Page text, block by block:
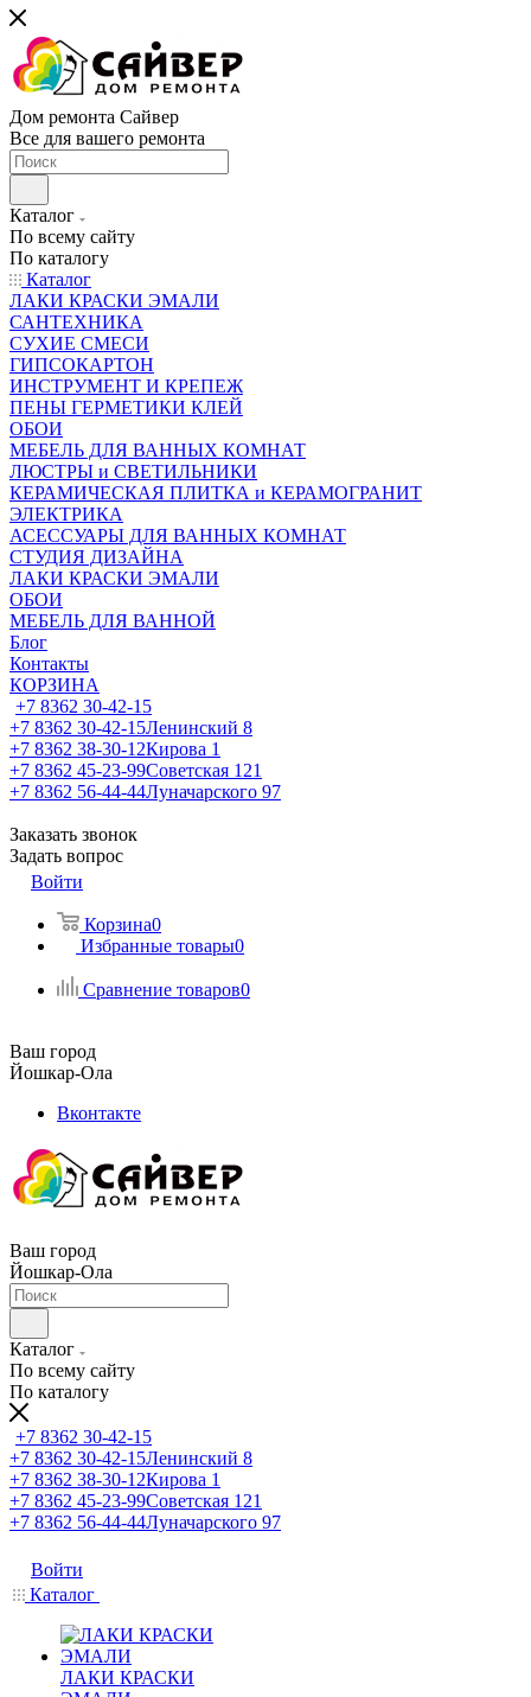
Дом ремонта Сайвер
Все для вашего ремонта
Каталог
По всему сайту
По каталогу
Каталог
ЛАКИ КРАСКИ ЭМАЛИ
САНТЕХНИКА
СУХИЕ СМЕСИ
ГИПСОКАРТОН
ИНСТРУМЕНТ И КРЕПЕЖ
ПЕНЫ ГЕРМЕТИКИ КЛЕЙ
ОБОИ
МЕБЕЛЬ ДЛЯ ВАННЫХ КОМНАТ
ЛЮСТРЫ и СВЕТИЛЬНИКИ
КЕРАМИЧЕСКАЯ ПЛИТКА и КЕРАМОГРАНИТ
ЭЛЕКТРИКА
АСЕССУАРЫ ДЛЯ ВАННЫХ КОМНАТ
СТУДИЯ ДИЗАЙНА
ЛАКИ КРАСКИ ЭМАЛИ
ОБОИ
МЕБЕЛЬ ДЛЯ ВАННОЙ
Блог
Контакты
КОРЗИНА
+7 8362 30-42-15
+7 8362 30-42-15Ленинский 8
+7 8362 38-30-12Кирова 1
+7 8362 45-23-99Советская 121
+7 8362 56-44-44Луначарского 97
Заказать звонок
Задать вопрос
Войти
Корзина0
Избранные товары0
Сравнение товаров0
Ваш город
Йошкар-Ола
Вконтакте
Ваш город
Йошкар-Ола
Каталог
По всему сайту
По каталогу
+7 8362 30-42-15
+7 8362 30-42-15Ленинский 8
+7 8362 38-30-12Кирова 1
+7 8362 45-23-99Советская 121
+7 8362 56-44-44Луначарского 97
Войти
Каталог
ЛАКИ КРАСКИ